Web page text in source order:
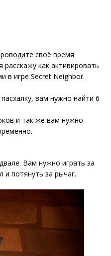
своё время
как активировать
в игре Secret Neighbor.
вам нужно найти 6
и так же вам нужно
Вам нужно играть за
потянуть за рычаг.